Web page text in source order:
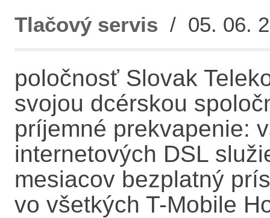
Tlačový servis / 05. 06.
poločnosť Slovak
svojou dcérskou
príjemné prekvapenie:
internetových DSL
mesiacov bezplatný
vo všetkých T-Mobile